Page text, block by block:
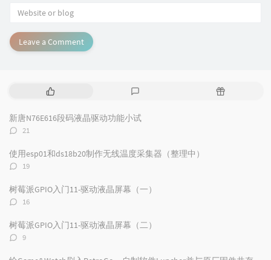
Leave a Comment
P
p
a
r
c
t
t
m
n
R
新唐N76E616段码液晶驱动功能小试
评
数：
21
使用esp01和ds18b20制作无线温度采集器（整理中）
评
数：
19
树莓派GPIO入门11-驱动液晶屏幕（一）
评
数：
16
树莓派GPIO入门11-驱动液晶屏幕（二）
评
数：
9